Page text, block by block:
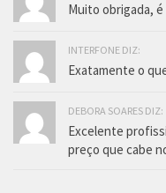
Muito obrigada,
INTERFONE DIZ:
Exatamente o
DEBORA SOARES DIZ:
Excelente
preço que cabe